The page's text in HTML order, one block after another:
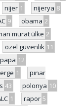
nijer 1 nijerya 8
9 obama 2
murat ülke 2
özel güvenlik 11
papa 12
1
pınar
43 polonya 10
1 rapor 5